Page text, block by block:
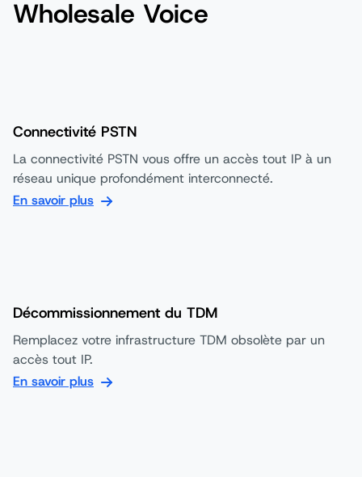
Wholesale Voice
Connectivité PSTN
La connectivité PSTN vous offre un accès tout IP à un
réseau unique profondément interconnecté.
En savoir plus
Décommissionnement du TDM
Remplacez votre infrastructure TDM obsolète par un
accès tout IP.
En savoir plus